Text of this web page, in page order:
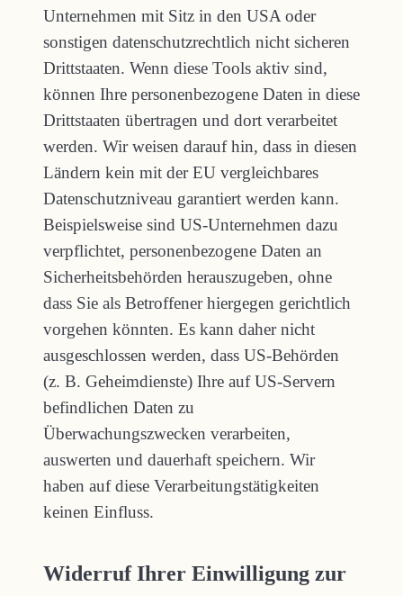
Unternehmen mit Sitz in den USA oder
sonstigen datenschutzrechtlich nicht sicheren
Drittstaaten. Wenn diese Tools aktiv sind,
können Ihre personenbezogene Daten in diese
Drittstaaten übertragen und dort verarbeitet
werden. Wir weisen darauf hin, dass in diesen
Ländern kein mit der EU vergleichbares
Datenschutzniveau garantiert werden kann.
Beispielsweise sind US-Unternehmen dazu
verpflichtet, personenbezogene Daten an
Sicherheitsbehörden herauszugeben, ohne
dass Sie als Betroffener hiergegen gerichtlich
vorgehen könnten. Es kann daher nicht
ausgeschlossen werden, dass US-Behörden
(z. B. Geheimdienste) Ihre auf US-Servern
befindlichen Daten zu
Überwachungszwecken verarbeiten,
auswerten und dauerhaft speichern. Wir
haben auf diese Verarbeitungstätigkeiten
keinen Einfluss.
Widerruf Ihrer Einwilligung zur